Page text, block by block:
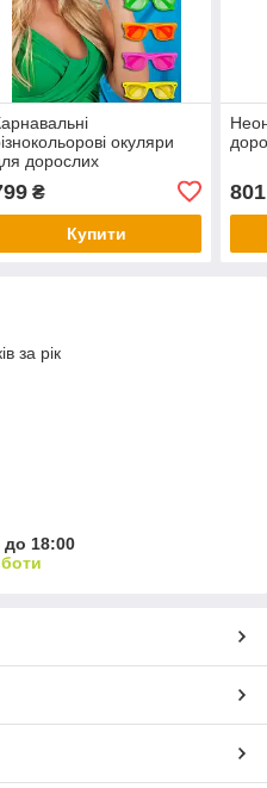
окуляри
дорослих
₴
Купити
801
за рік
до 18:00